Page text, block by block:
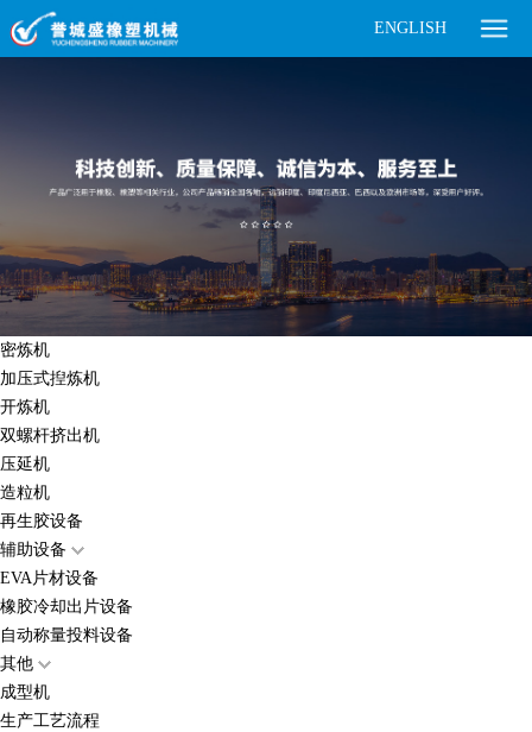
ENGLISH
密炼机
加压式揑炼机
开炼机
双螺杆挤出机
压延机
造粒机
再生胶设备
辅助设备
EVA片材设备
橡胶冷却出片设备
自动称量投料设备
其他
成型机
生产工艺流程